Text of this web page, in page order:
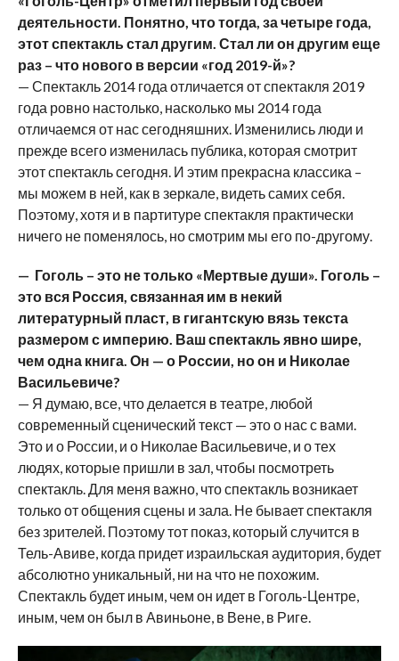
деятельности. Понятно, что тогда, за четыре года,
этот спектакль стал другим. Стал ли он другим еще
раз – что нового в версии «год 2019-й»?
— Спектакль 2014 года отличается от спектакля 2019
года ровно настолько, насколько мы 2014 года
отличаемся от нас сегодняшних. Изменились люди и
прежде всего изменилась публика, которая смотрит
этот спектакль сегодня. И этим прекрасна классика –
мы можем в ней, как в зеркале, видеть самих себя.
Поэтому, хотя и в партитуре спектакля практически
ничего не поменялось, но смотрим мы его по-другому.
— Гоголь – это не только «Мертвые души». Гоголь –
это вся Россия, связанная им в некий
литературный пласт, в гигантскую вязь текста
размером с империю. Ваш спектакль явно шире,
чем одна книга. Он — о России, но он и Николае
Васильевиче?
— Я думаю, все, что делается в театре, любой
современный сценический текст — это о нас с вами.
Это и о России, и о Николае Васильевиче, и о тех
людях, которые пришли в зал, чтобы посмотреть
спектакль. Для меня важно, что спектакль возникает
только от общения сцены и зала. Не бывает спектакля
без зрителей. Поэтому тот показ, который случится в
Тель-Авиве, когда придет израильская аудитория, будет
абсолютно уникальный, ни на что не похожим.
Спектакль будет иным, чем он идет в Гоголь-Центре,
иным, чем он был в Авиньоне, в Вене, в Риге.